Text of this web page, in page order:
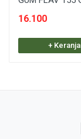
16.100
+